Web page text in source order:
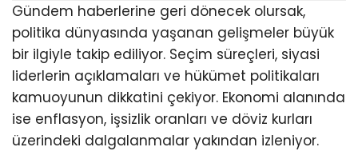
Gündem haberlerine geri dönecek olursak,
politika dünyasında yaşanan gelişmeler büyük
bir ilgiyle takip ediliyor. Seçim süreçleri, siyasi
liderlerin açıklamaları ve hükümet politikaları
kamuoyunun dikkatini çekiyor. Ekonomi alanında
ise enflasyon, işsizlik oranları ve döviz kurları
üzerindeki dalgalanmalar yakından izleniyor.